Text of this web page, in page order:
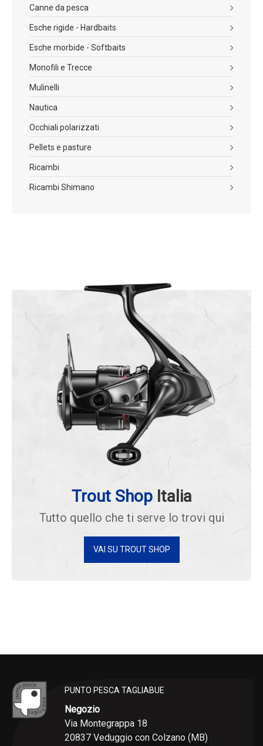
Canne da pesca
Esche rigide - Hardbaits
Esche morbide - Softbaits
Monofili e Trecce
Mulinelli
Nautica
Occhiali polarizzati
Pellets e pasture
Ricambi
Ricambi Shimano
Trout ShopItalia
Tutto quello che ti serve lo trovi qui
VAI SU TROUT SHOP
PUNTO PESCA TAGLIABUE
Negozio
Via Montegrappa 18
20837 Veduggio con Colzano (MB)